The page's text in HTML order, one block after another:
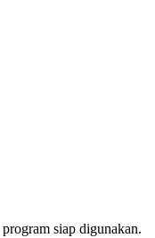
siap digunakan.